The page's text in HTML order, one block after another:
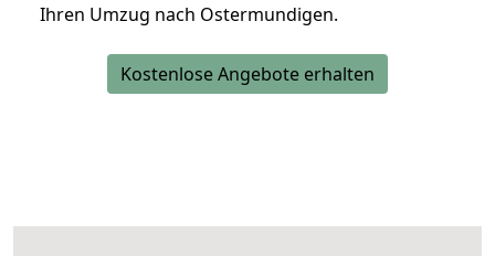
Ihren Umzug nach Ostermundigen.
Kostenlose Angebote erhalten